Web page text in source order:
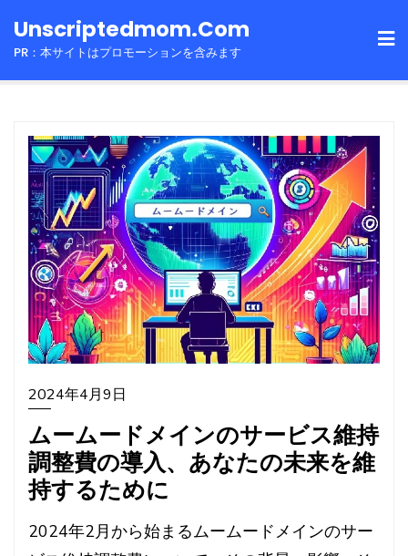
toUnscriptedmom.com
PR：本サイトはプロモーションを含みます
2024年4月9日
ムームードメインのサービス維持
調整費の導入、あなたの未来を維
持するために
2024年2月から始まるムームードメインのサー